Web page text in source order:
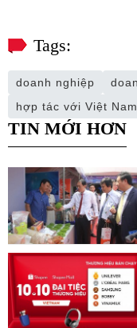
Tags:
doanh nghiệp
hợp tác với Việt Nam
TIN MỚI HƠN